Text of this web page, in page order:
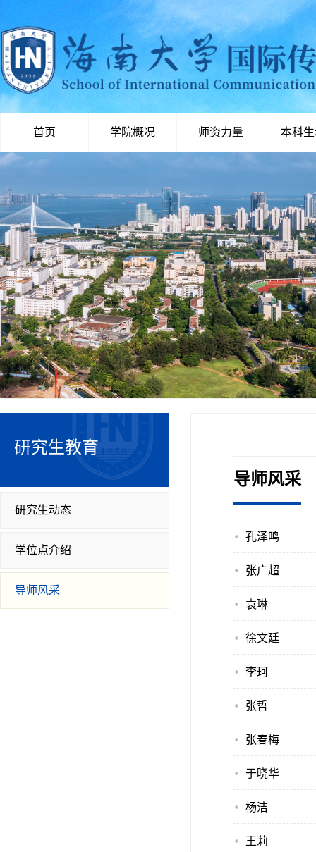
首页 学院概况 师资力量 本科
研究生教育
研究生动态
学位点介绍
导师风采
导师风采
孔泽鸣
张广超
袁琳
徐文廷
李珂
张哲
张春梅
于晓华
杨洁
王莉